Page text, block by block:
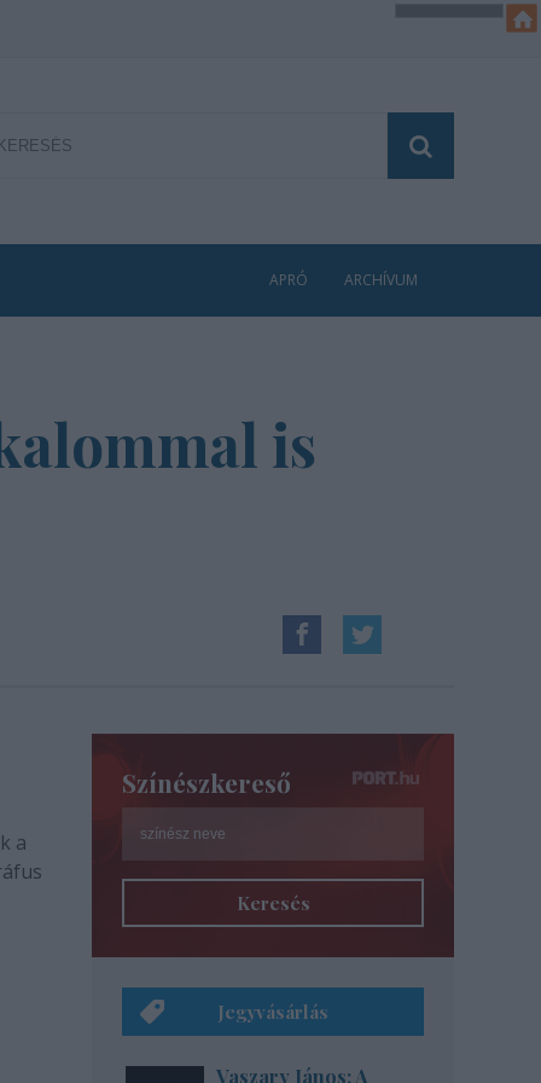
APRÓ ARCHÍVUM
is
a
Színészkereső
Keresés
Jegyvásárlás
Vaszary János: A